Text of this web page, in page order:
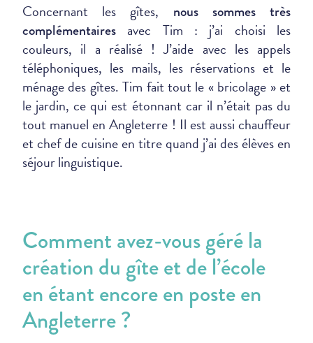
Concernant les gîtes, nous sommes très
complémentaires avec Tim : j’ai choisi les
couleurs, il a réalisé ! J’aide avec les appels
téléphoniques, les mails, les réservations et le
ménage des gîtes. Tim fait tout le « bricolage » et
le jardin, ce qui est étonnant car il n’était pas du
tout manuel en Angleterre ! Il est aussi chauffeur
et chef de cuisine en titre quand j’ai des élèves en
séjour linguistique.
Comment avez-vous géré la
création du gîte et de l’école
en étant encore en poste en
Angleterre ?